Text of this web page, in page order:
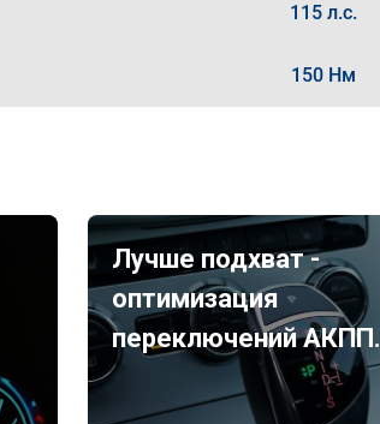
115 л.с.
150 Нм
Лучше подхват -
оптимизация
переключений АКПП.